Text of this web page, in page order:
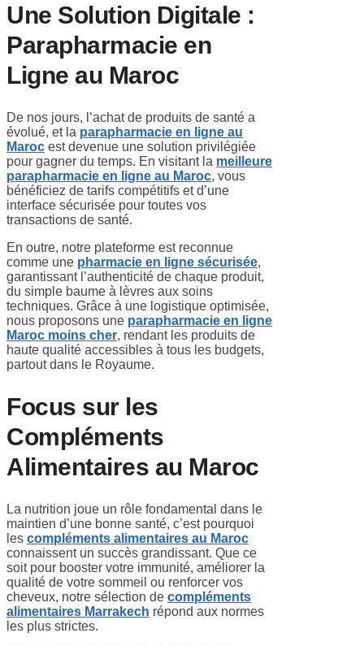
Une Solution Digitale :
Parapharmacie en
Ligne au Maroc
De nos jours, l’achat de produits de santé a
évolué, et la parapharmacie en ligne au
Maroc est devenue une solution privilégiée
pour gagner du temps. En visitant la meilleure
parapharmacie en ligne au Maroc, vous
bénéficiez de tarifs compétitifs et d’une
interface sécurisée pour toutes vos
transactions de santé.
En outre, notre plateforme est reconnue
comme une pharmacie en ligne sécurisée,
garantissant l’authenticité de chaque produit,
du simple baume à lèvres aux soins
techniques. Grâce à une logistique optimisée,
nous proposons une parapharmacie en ligne
Maroc moins cher, rendant les produits de
haute qualité accessibles à tous les budgets,
partout dans le Royaume.
Focus sur les
Compléments
Alimentaires au Maroc
La nutrition joue un rôle fondamental dans le
maintien d’une bonne santé, c’est pourquoi
les compléments alimentaires au Maroc
connaissent un succès grandissant. Que ce
soit pour booster votre immunité, améliorer la
qualité de votre sommeil ou renforcer vos
cheveux, notre sélection de compléments
alimentaires Marrakech répond aux normes
les plus strictes.